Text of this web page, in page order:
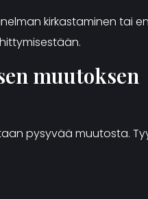
kirkastaminen tai
muutoksen
pysyvää muutosta.